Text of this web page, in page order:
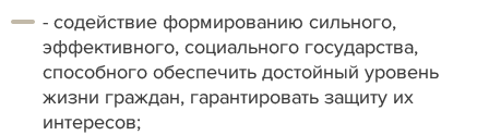
- содействие формированию сильного,
эффективного, социального государства,
способного обеспечить достойный уровень
жизни граждан, гарантировать защиту их
интересов;